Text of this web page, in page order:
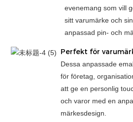
evenemang som vill
sitt varumärke och
anpassad pin- och
Perfekt för
Dessa anpassade
för företag,
att ge en personlig
och varor med en
märkesdesign.